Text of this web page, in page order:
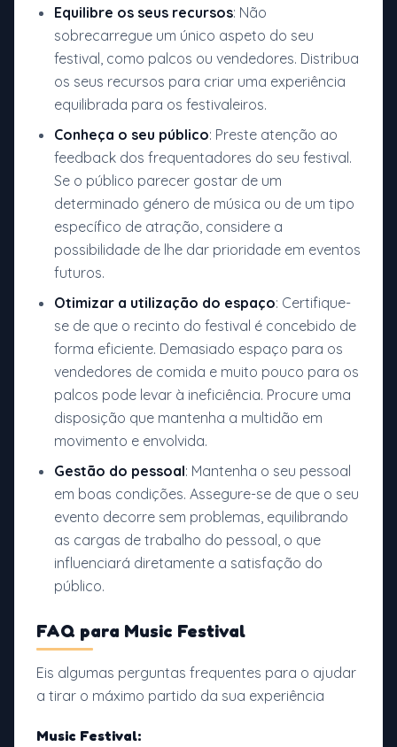
Equilibre os seus recursos: Não
sobrecarregue um único aspeto do seu
festival, como palcos ou vendedores. Distribua
os seus recursos para criar uma experiência
equilibrada para os festivaleiros.
Conheça o seu público: Preste atenção ao
feedback dos frequentadores do seu festival.
Se o público parecer gostar de um
determinado género de música ou de um tipo
específico de atração, considere a
possibilidade de lhe dar prioridade em eventos
futuros.
Otimizar a utilização do espaço: Certifique-
se de que o recinto do festival é concebido de
forma eficiente. Demasiado espaço para os
vendedores de comida e muito pouco para os
palcos pode levar à ineficiência. Procure uma
disposição que mantenha a multidão em
movimento e envolvida.
Gestão do pessoal: Mantenha o seu pessoal
em boas condições. Assegure-se de que o seu
evento decorre sem problemas, equilibrando
as cargas de trabalho do pessoal, o que
influenciará diretamente a satisfação do
público.
FAQ para Music Festival
Eis algumas perguntas frequentes para o ajudar
a tirar o máximo partido da sua experiência
Music Festival: